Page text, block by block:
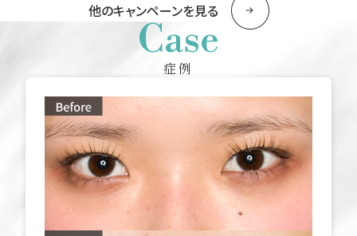
他のキャンペーンを見る
Case
症例